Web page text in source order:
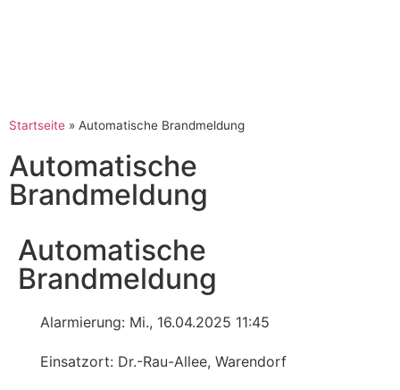
Startseite » Automatische Brandmeldung
Automatische
Brandmeldung
Automatische
Brandmeldung
Alarmierung: Mi., 16.04.2025 11:45
Einsatzort: Dr.-Rau-Allee, Warendorf